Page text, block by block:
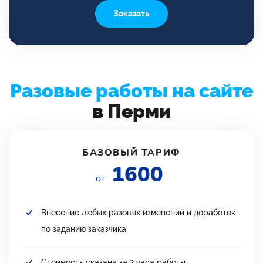
Заказать
Разовые работы на сайте
в Перми
БАЗОВЫЙ ТАРИФ
от 1600
Внесение любых разовых изменений и доработок
по заданию заказчика